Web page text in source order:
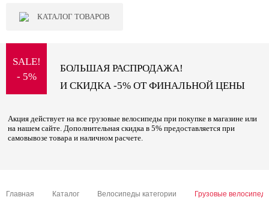
КАТАЛОГ ТОВАРОВ
SALE!
- 5%
БОЛЬШАЯ РАСПРОДАЖА!
И СКИДКА -5% ОТ ФИНАЛЬНОЙ ЦЕНЫ
Акция действует на все грузовые велосипеды при покупке в магазине или
на нашем сайте. Дополнительная скидка в 5% предоставляется при
самовывозе товара и наличном расчете.
Главная Каталог Велосипеды категории Грузовые